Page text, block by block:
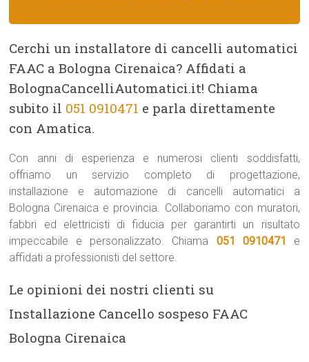
Cerchi un installatore di cancelli automatici
FAAC a Bologna Cirenaica? Affidati a
BolognaCancelliAutomatici.it! Chiama
subito il 051 0910471 e parla direttamente
con Amatica.
Con anni di esperienza e numerosi clienti soddisfatti,
offriamo un servizio completo di progettazione,
installazione e automazione di cancelli automatici a
Bologna Cirenaica e provincia. Collaboriamo con muratori,
fabbri ed elettricisti di fiducia per garantirti un risultato
impeccabile e personalizzato. Chiama 051 0910471 e
affidati a professionisti del settore.
Le opinioni dei nostri clienti su
Installazione Cancello sospeso FAAC
Bologna Cirenaica